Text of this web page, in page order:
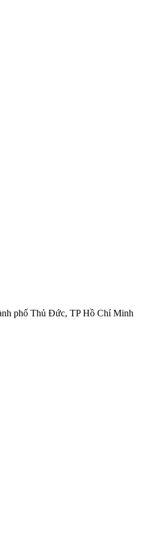
phố Thủ Đức, TP Hồ Chí Minh